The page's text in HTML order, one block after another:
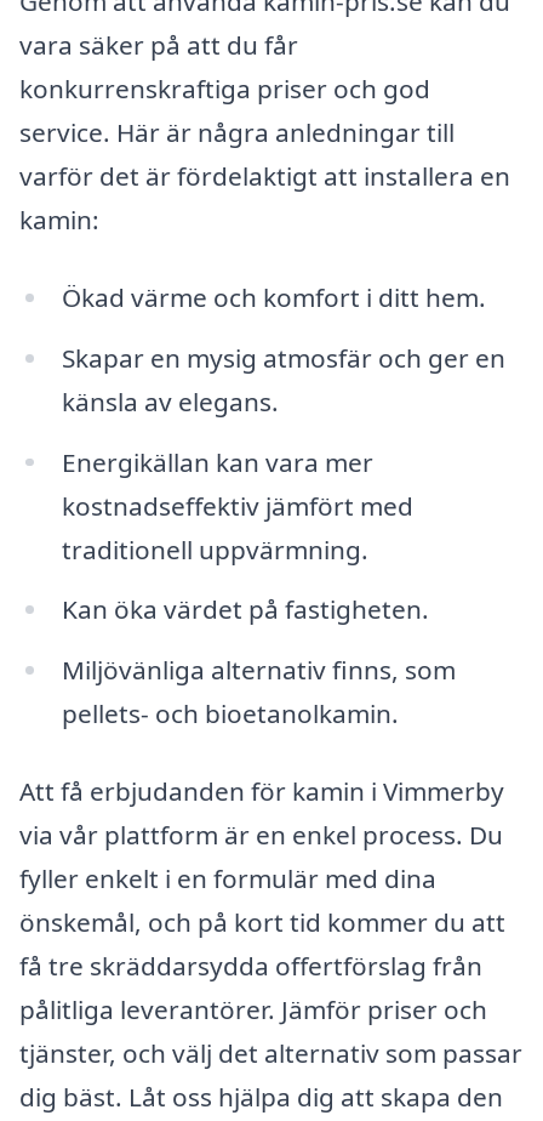
vara säker på att du får
konkurrenskraftiga priser och god
service. Här är några anledningar till
varför det är fördelaktigt att installera en
kamin:
Ökad värme och komfort i ditt hem.
Skapar en mysig atmosfär och ger en
känsla av elegans.
Energikällan kan vara mer
kostnadseffektiv jämfört med
traditionell uppvärmning.
Kan öka värdet på fastigheten.
Miljövänliga alternativ finns, som
pellets- och bioetanolkamin.
Att få erbjudanden för kamin i Vimmerby
via vår plattform är en enkel process. Du
fyller enkelt i en formulär med dina
önskemål, och på kort tid kommer du att
få tre skräddarsydda offertförslag från
pålitliga leverantörer. Jämför priser och
tjänster, och välj det alternativ som passar
dig bäst. Låt oss hjälpa dig att skapa den